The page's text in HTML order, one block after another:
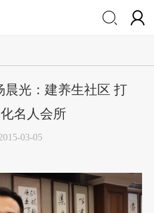
 
晨光：建养生社区 打
名人会所
03-05